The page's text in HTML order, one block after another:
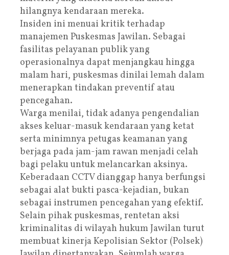
hilangnya kendaraan mereka.
Insiden ini menuai kritik terhadap
manajemen Puskesmas Jawilan. Sebagai
fasilitas pelayanan publik yang
operasionalnya dapat menjangkau hingga
malam hari, puskesmas dinilai lemah dalam
menerapkan tindakan preventif atau
pencegahan.
Warga menilai, tidak adanya pengendalian
akses keluar-masuk kendaraan yang ketat
serta minimnya petugas keamanan yang
berjaga pada jam-jam rawan menjadi celah
bagi pelaku untuk melancarkan aksinya.
Keberadaan CCTV dianggap hanya berfungsi
sebagai alat bukti pasca-kejadian, bukan
sebagai instrumen pencegahan yang efektif.
Selain pihak puskesmas, rentetan aksi
kriminalitas di wilayah hukum Jawilan turut
membuat kinerja Kepolisian Sektor (Polsek)